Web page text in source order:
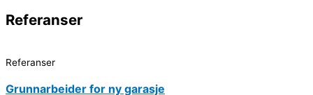
Referanser
Referanser
Grunnarbeider for ny garasje